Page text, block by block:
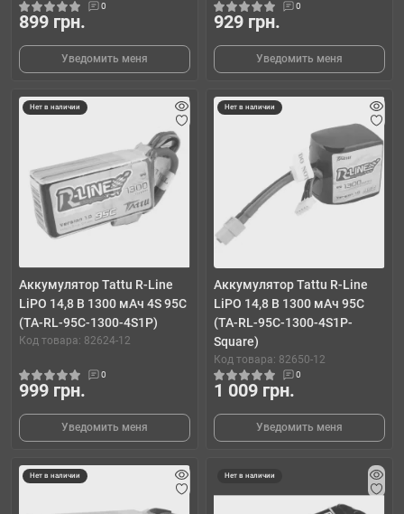
0
899 грн.
Уведомить меня
0
929 грн.
Уведомить меня
Нет в наличии
Аккумулятор Tattu R-Line
LiPO 14,8 В 1300 мАч 4S 95C
(TA-RL-95C-1300-4S1P)
Код товара: 82624-12
0
999 грн.
Уведомить меня
Нет в наличии
Аккумулятор Tattu R-Line
LiPO 14,8 В 1300 мАч 95C
(TA-RL-95C-1300-4S1P-
Square)
Код товара: 82650-12
0
1 009 грн.
Уведомить меня
Нет в наличии Нет в наличии